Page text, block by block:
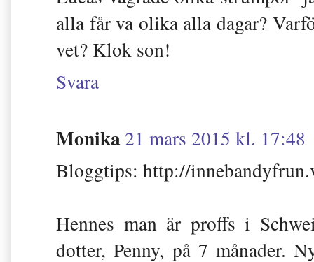
alla får va olika alla dagar?
vet? Klok son!
Svara
Monika21 mars 2015 kl. 17:48
Bloggtips: http://
Hennes man är proffs i
dotter, Penny, på 7 månader.